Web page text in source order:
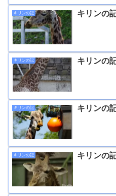
キリンの記 キリンの
キリンの記 キリンの
キリンの記 キリンの
キリンの記 キリンの